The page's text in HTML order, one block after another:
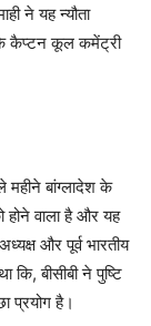
ने यह न्यौता
कैप्टन कूल कमेंट्री
बांग्लादेश के
वाला है और यह
और पूर्व भारतीय
बीसीबी ने पुष्टि
प्रयोग है।